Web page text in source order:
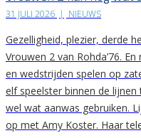
31 JULI 2026 | NIEUWS
Gezelligheid, plezier, derde
Vrouwen 2 van Rohda’76.
en wedstrijden spelen op
elf speelster binnen de
wel wat aanwas gebruiken.
op met Amy Koster. Haar